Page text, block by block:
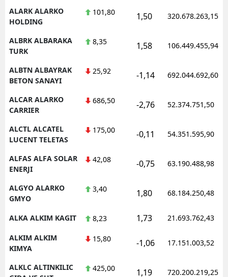
ALARK ALARKO
HOLDING
101,80 1,50 320.678.263,15
ALBRK ALBARAKA
TURK
8,35 1,58 106.449.455,94
ALBTN ALBAYRAK
BETON SANAYI
25,92 -1,14 692.044.692,60
ALCAR ALARKO
CARRIER
686,50 -2,76 52.374.751,50
ALCTL ALCATEL
LUCENT TELETAS
175,00 -0,11 54.351.595,90
ALFAS ALFA SOLAR
ENERJI
42,08 -0,75 63.190.488,98
ALGYO ALARKO
GMYO
3,40 1,80 68.184.250,48
ALKA ALKIM KAGIT 8,23 1,73 21.693.762,43
ALKIM ALKIM
KIMYA
15,80 -1,06 17.151.003,52
ALKLC ALTINKILIC
425,00 1,19 720.200.219,25